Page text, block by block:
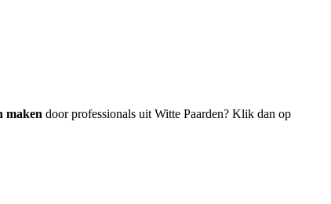
maken door professionals uit Witte Paarden? Klik dan op